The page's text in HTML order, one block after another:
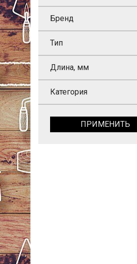
Бренд
Тип
Длина, мм
Категория
ПРИМЕНИТЬ